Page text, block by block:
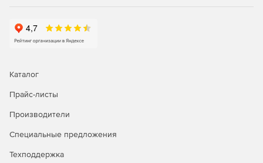
Каталог
Прайс-листы
Производители
Специальные предложения
Техподдержка